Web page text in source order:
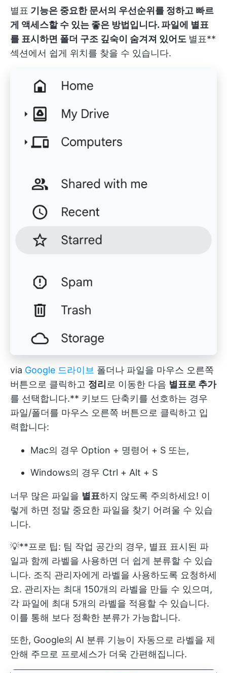
별표 기능은 중요한 문서의 우선순위를 정하고 빠르
게 액세스할 수 있는 좋은 방법입니다. 파일에 별표
를 표시하면 폴더 구조 깊숙이 숨겨져 있어도 별표**
섹션에서 쉽게 위치를 찾을 수 있습니다.
via Google 드라이브 폴더나 파일을 마우스 오른쪽
버튼으로 클릭하고 정리 로 이동한 다음 별표로 추가
를 선택합니다.** 키보드 단축키를 선호하는 경우
파일/폴더를 마우스 오른쪽 버튼으로 클릭하고 입
력합니다:
Mac의 경우 Option + 명령어 + S 또는,
Windows의 경우 Ctrl + Alt + S
너무 많은 파일을 별표하지 않도록 주의하세요! 이
렇게 하면 정말 중요한 파일을 찾기 어려울 수 있습
니다.
💡**프로 팁: 팀 작업 공간의 경우, 별표 표시된 파
일과 함께 라벨을 사용하면 더 쉽게 분류할 수 있습
니다. 조직 관리자에게 라벨을 사용하도록 요청하세
요. 관리자는 최대 150개의 라벨을 만들 수 있으며,
각 파일에 최대 5개의 라벨을 적용할 수 있습니다.
이를 통해 보다 정확한 분류가 가능합니다.
또한, Google의 AI 분류 기능이 자동으로 라벨을 제
안해 주므로 프로세스가 더욱 간편해집니다.